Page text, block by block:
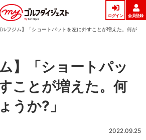
ログイン 会員登録
ルフジム】「ショートパットを左に外すことが増えた。何が
】「ショートパッ
ことが増えた。何
うか?」
2022.09.25